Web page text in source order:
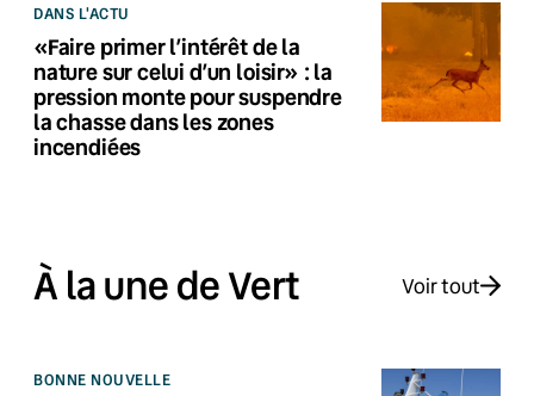
DANS L'ACTU
«Faire primer l’intérêt de la
nature sur celui d’un loisir» : la
pression monte pour suspendre
la chasse dans les zones
incendiées
À la une de Vert Voir tout
BONNE NOUVELLE